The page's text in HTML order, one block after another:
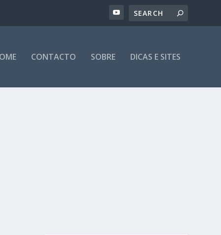
CONTACTO SOBRE DICAS E SITES